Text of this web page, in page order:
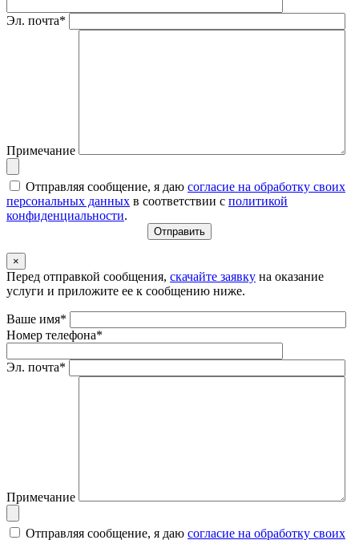
Эл. почта*
Примечание
Отправляя сообщение, я даю согласие на обработку своих
персональных данных в соответствии с политикой
конфиденциальности.
×
Перед отправкой сообщения, скачайте заявку на оказание
услуги и приложите ее к сообщению ниже.
Ваше имя*
Номер телефона*
Эл. почта*
Примечание
Отправляя сообщение, я даю согласие на обработку своих